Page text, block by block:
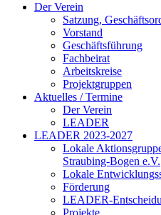
Der Verein
Satzung,
Vorstand
Geschäftsführung
Fachbeirat
Arbeitskreise
Projektgruppen
Aktuelles / Termine
Der Verein
LEADER
LEADER 2023-2027
Lokale
Straubing-Bogen e.V.
Lokale
Förderung
LEADER-
Projekte